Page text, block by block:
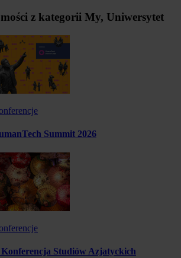
z kategorii My, Uniwersytet
Summit 2026
Studiów Azjatyckich